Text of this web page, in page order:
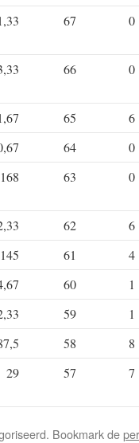
67 0
66 0
65
6
64
0
168 63 0
62
6
145 61
4
60
1
59
1
58
8
29 57 7
Bookmark de